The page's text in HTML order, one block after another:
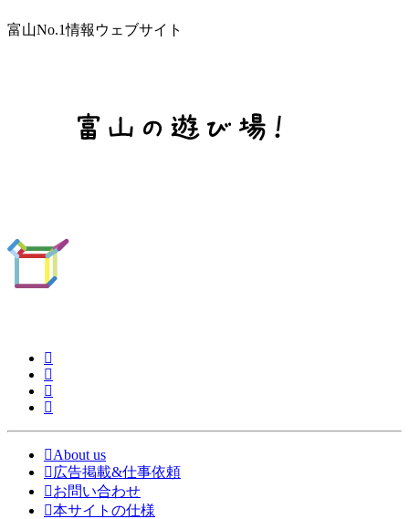
富山No.1情報ウェブサイト
About us
広告掲載&仕事依頼
お問い合わせ
本サイトの仕様